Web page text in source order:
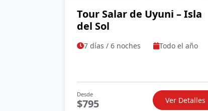
Tour Salar de Uyuni – Isla
del Sol
7 días / 6 noches Todo el año
Desde
$795 Ver Detalles